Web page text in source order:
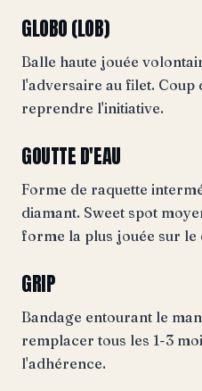
GLOBO (LOB)
Balle haute jouée
l'adversaire au filet.
reprendre l'initiative.
GOUTTE D'EAU
Forme de raquette
diamant. Sweet spot
forme la plus jouée sur le
GRIP
Bandage entourant le
remplacer tous les 1-3
l'adhérence.